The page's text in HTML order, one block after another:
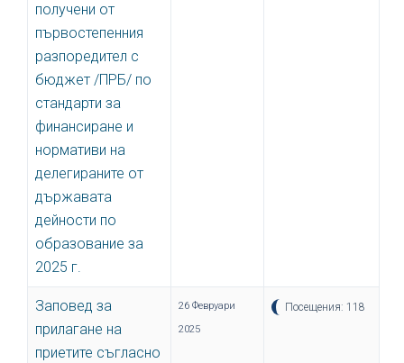
получени от
първостепенния
разпоредител с
бюджет /ПРБ/ по
стандарти за
финансиране и
нормативи на
делегираните от
държавата
дейности по
образование за
2025 г.
Заповед за
прилагане на
приетите съгласно
26 Февруари
2025
Посещения: 118